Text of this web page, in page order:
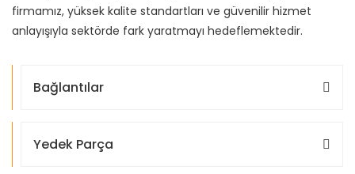
firmamız, yüksek kalite standartları ve güvenilir hizmet
anlayışıyla sektörde fark yaratmayı hedeflemektedir.
Bağlantılar
Yedek Parça